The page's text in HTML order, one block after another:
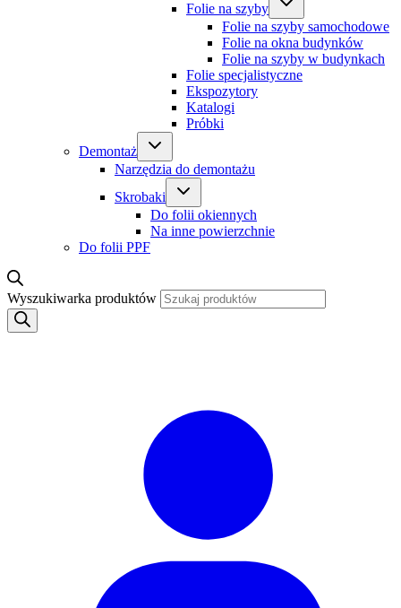
Folie na szyby
Folie na szyby samochodowe
Folie na okna budynków
Folie na szyby w budynkach
Folie specjalistyczne
Ekspozytory
Katalogi
Próbki
Demontaż
Narzędzia do demontażu
Skrobaki
Do folii okiennych
Na inne powierzchnie
Do folii PPF
Wyszukiwarka produktów